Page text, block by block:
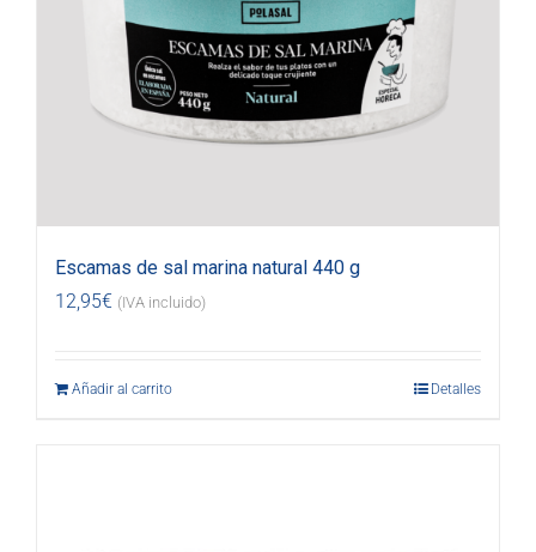
Escamas de sal marina natural 440 g
12,95€ (IVA incluido)
Añadir al carrito Detalles